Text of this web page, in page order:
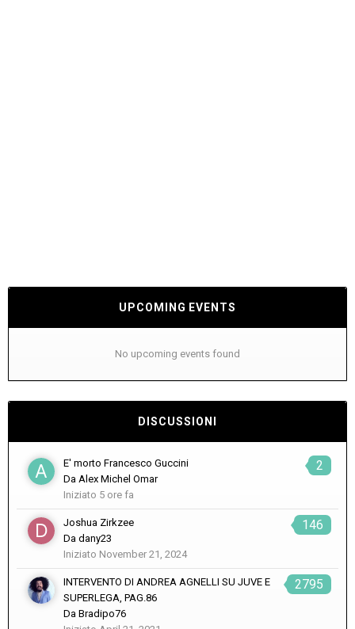
UPCOMING EVENTS
No upcoming events found
DISCUSSIONI
2
E' morto Francesco Guccini
Da Alex Michel Omar
Iniziato 5 ore fa
146
Joshua Zirkzee
Da dany23
Iniziato November 21, 2024
2795
INTERVENTO DI ANDREA AGNELLI SU JUVE E
SUPERLEGA, PAG.86
Da Bradipo76